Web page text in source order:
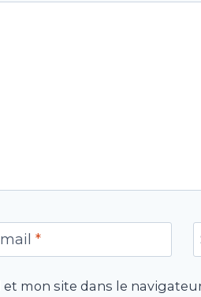
*
mon site dans le